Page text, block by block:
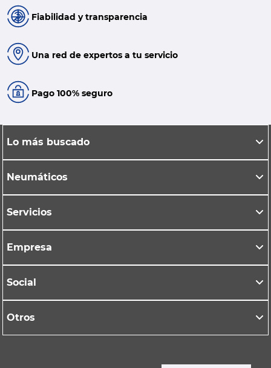
Fiabilidad y transparencia
Una red de expertos a tu servicio
Pago 100% seguro
Lo más buscado
Neumáticos
Servicios
Empresa
Social
Otros